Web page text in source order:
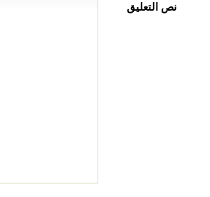
نص التعليق